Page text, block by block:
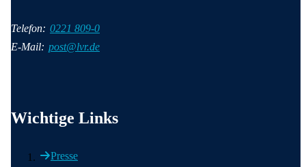
Telefon: 0221 809-0
E-Mail: post@lvr.de
Wichtige Links
Presse